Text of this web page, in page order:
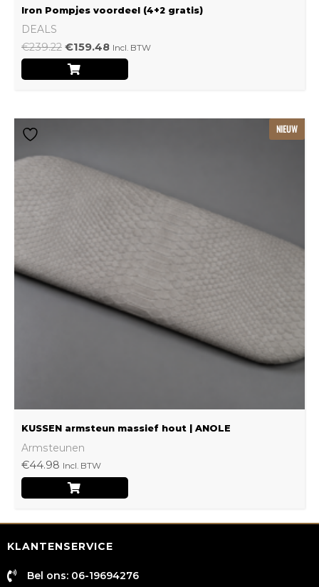
Iron Pompjes voordeel (4+2 gratis)
DEALS
€239.22 €159.48 Incl. BTW
NIEUW
KUSSEN armsteun massief hout | ANOLE
Armsteunen
€44.98 Incl. BTW
meerdere
variaties.
gekozen
worden
KLANTENSERVICE
Bel ons: 06-19694276